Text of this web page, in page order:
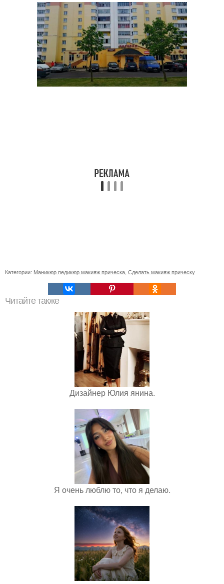
Категории: Маникюр педикюр макияж прическа Сделать макияж прическу
Читайте также
Дизайнер Юлия янина.
Я очень люблю то, что я делаю.